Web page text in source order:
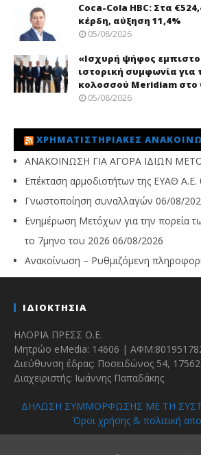
Coca-Cola HBC: Στα
κέρδη, αύξηση 11,4%
05/08/2026
«Ισχυρή ψήφος
ιστορική συμφωνία για
κολοσσού Meridiam στο
05/08/2026
ΧΡΗΜΑΤΙΣΤΗΡΙΑΚΈΣ
ΑΝΑΚΟΙΝΩΣΗ ΓΙΑ ΑΓΟΡΑ ΙΔΙΩΝ
Επέκταση αρμοδιοτήτων της ΕΥΑΘ Α.Ε.
Γνωστοποίηση συναλλαγών 06/08/
Ενημέρωση Μετόχων για την πορεία
το 7μηνο του 2026 06/08/2026
Ανακοίνωση – Ρυθμιζόμενη
ΙΔΙΟΚΤΗΣΙΑ
ΗΛΟΡΙΑ ΠΡΕΣΣ Ο.Ε.
Μητρώο eMedia: 14606 |
Διεύθυνση έδρας: Ποσειδώνος 54,
Διαχειριστής: Ιωάννης Παπαδάκης
ΔΗΛΩΣΗ ΣΥΜΜΟΡΦΩΣΗΣ ΜΕ ΤΗ
Όροι χρήσης & πολιτική